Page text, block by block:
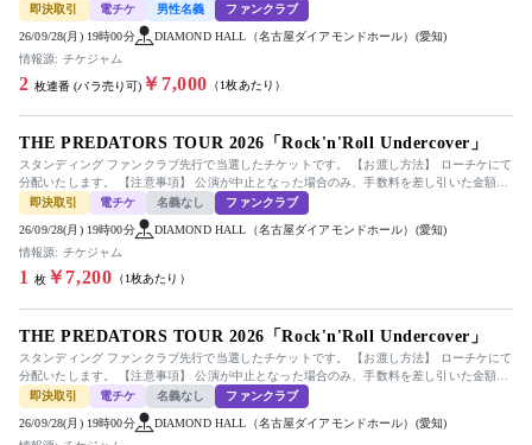
即決取引
電チケ 男性名義 ファンクラブ
26/09/28(月) 19時00分
DIAMOND HALL（名古屋ダイアモンドホール）(愛知)
情報源: チケジャム
2 枚連番 (バラ売り可) ￥7,000 （1枚あたり）
THE PREDATORS TOUR 2026「Rock'n'Roll Undercover」
スタンディング ファンクラブ先行で当選したチケットです。 【お渡し方法】 ローチケにて
分配いたします。 【注意事項】 公演が中止となった場合のみ、手数料を差し引いた金額を
返金いたします。 ...
即決取引 電チケ 名義なし ファンクラブ
26/09/28(月) 19時00分
DIAMOND HALL（名古屋ダイアモンドホール）(愛知)
情報源: チケジャム
1 枚￥7,200 （1枚あたり）
THE PREDATORS TOUR 2026「Rock'n'Roll Undercover」
スタンディング ファンクラブ先行で当選したチケットです。 【お渡し方法】 ローチケにて
分配いたします。 【注意事項】 公演が中止となった場合のみ、手数料を差し引いた金額を
返金いたします。 ...
即決取引 電チケ 名義なし ファンクラブ
26/09/28(月) 19時00分
DIAMOND HALL（名古屋ダイアモンドホール）(愛知)